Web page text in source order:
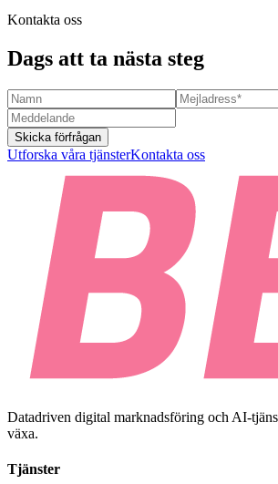
Kontakta oss
Dags att ta nästa steg
Skicka förfrågan
Utforska våra tjänsterKontakta oss
Datadriven digital marknadsföring och AI-
växa.
Tjänster